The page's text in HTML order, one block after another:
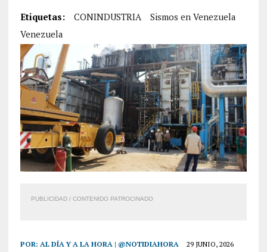
Etiquetas: CONINDUSTRIA
Sismos en Venezuela
Venezuela
PUBLICIDAD / CONTENIDO PATROCINADO
POR: AL DÍA Y A LA HORA | @NOTIDIAHORA 29 JUNIO, 2026